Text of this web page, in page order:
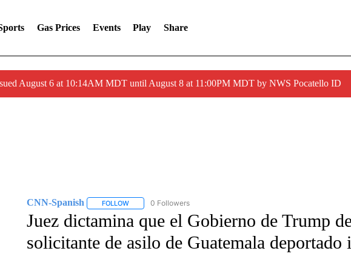
Gas Prices Events Play Share
August 6 at 10:14AM MDT until August 8 at 11:00PM MDT by NWS Pocatello ID
CNN-Spanish FOLLOWFOLLOW "CNN-SPANISH" TO RECEIVE NOTIFICATIONS ABOUT NEW
0 Followers
Juez dictamina que el Gobierno de Trump
solicitante de asilo de Guatemala deportado